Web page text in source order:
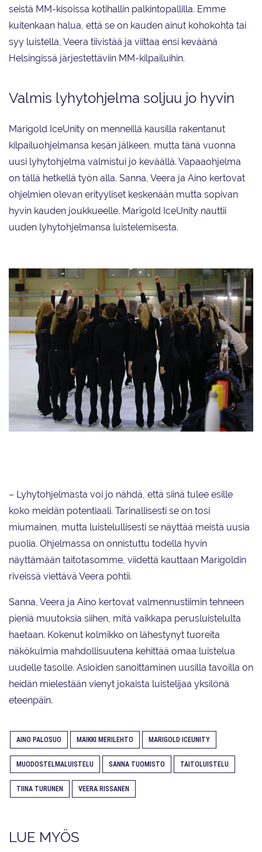
seistä MM-kisoissa kotihallin palkintopallilla. Emme
kuitenkaan halua, että se on kauden ainut kohokohta tai
syy luistella, Veera tiivistää ja viittaa ensi keväänä
Helsingissä järjestettäviin MM-kilpailuihin.
Valmis lyhytohjelma soljuu jo hyvin
Marigold IceUnity on menneillä kausilla rakentanut
kilpailuohjelmansa kesän jälkeen, mutta tänä vuonna
uusi lyhytohjelma valmistui jo keväällä. Vapaaohjelma
on tällä hetkellä työn alla. Sanna, Veera ja Aino kertovat
ohjelmien olevan erityyliset keskenään mutta sopivan
hyvin kauden joukkueelle. Marigold IceUnity nauttii
uuden lyhytohjelmansa luistelemisesta.
– Lyhytohjelmasta voi jo nähdä, että siinä tulee esille
koko meidän potentiaali. Tarinallisesti se on tosi
miumainen, mutta luistelullisesti se näyttää meistä uusia
puolia. Ohjelmassa on onnistuttu todella hyvin
näyttämään taitotasomme, viidettä kauttaan Marigoldin
riveissä viettävä Veera pohtii.
Sanna, Veera ja Aino kertovat valmennustiimin tehneen
pieniä muutoksia siihen, mitä vaikkapa perusluistelulta
haetaan. Kokenut kolmikko on lähestynyt tuoreita
näkökulmia mahdollisuutena kehittää omaa luistelua
uudelle tasolle. Asioiden sanoittaminen uusilla tavoilla on
heidän mielestään vienyt jokaista luistelijaa yksilönä
eteenpäin.
AINO PALOSUO MAIKKI MERILEHTO MARIGOLD ICEUNITY
MUODOSTELMALUISTELU SANNA TUOMISTO TAITOLUISTELU
TIINA TURUNEN VEERA RISSANEN
LUE MYÖS